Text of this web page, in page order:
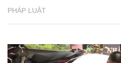
PHÁP LUẬT